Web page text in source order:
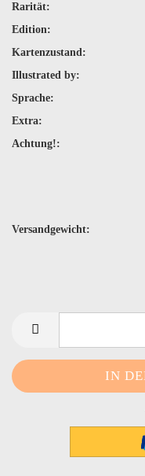
Rarität:
Edition:
Kartenzustand:
Illustrated by:
Sprache:
Extra:
Achtung!:
Versandgewicht: